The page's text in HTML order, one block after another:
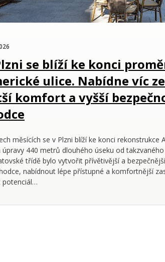
se blíží ke konci
ulice. Nabídne víc
komfort a vyšší
měsících se v Plzni blíží ke konci rekonstrukce
úpravy 440 metrů dlouhého úseku od
třídě bylo vytvořit přívětivější a
nabídnout lépe přístupné a komfortnější
potenciál…